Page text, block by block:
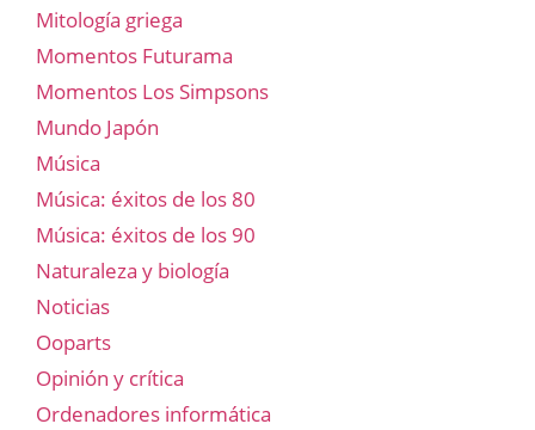
Mitología griega
Momentos Futurama
Momentos Los Simpsons
Mundo Japón
Música
Música: éxitos de los 80
Música: éxitos de los 90
Naturaleza y biología
Noticias
Ooparts
Opinión y crítica
Ordenadores informática